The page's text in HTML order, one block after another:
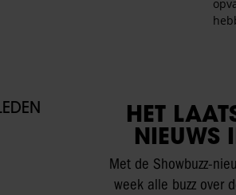
HET
NIEUWS
Met de Showbuzz-
week alle buzz over